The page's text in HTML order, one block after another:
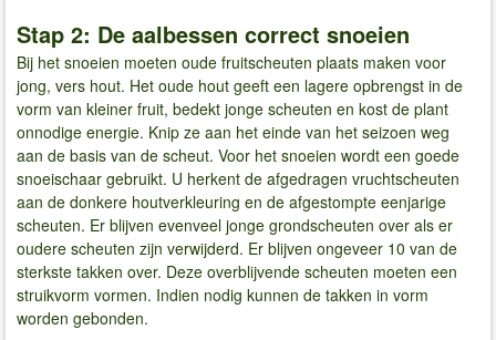
Stap 2: De aalbessen correct snoeien
Bij het snoeien moeten oude fruitscheuten plaats maken voor
jong, vers hout. Het oude hout geeft een lagere opbrengst in de
vorm van kleiner fruit, bedekt jonge scheuten en kost de plant
onnodige energie. Knip ze aan het einde van het seizoen weg
aan de basis van de scheut. Voor het snoeien wordt een goede
snoeischaar gebruikt. U herkent de afgedragen vruchtscheuten
aan de donkere houtverkleuring en de afgestompte eenjarige
scheuten. Er blijven evenveel jonge grondscheuten over als er
oudere scheuten zijn verwijderd. Er blijven ongeveer 10 van de
sterkste takken over. Deze overblijvende scheuten moeten een
struikvorm vormen. Indien nodig kunnen de takken in vorm
worden gebonden.